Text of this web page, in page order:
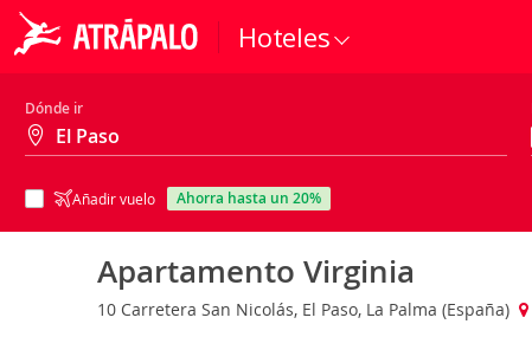
Hoteles
Dónde ir
Añadir vuelo ahorra hasta un 20%
Apartamento Virginia
10 Carretera San Nicolás, El Paso, La Palma (España)